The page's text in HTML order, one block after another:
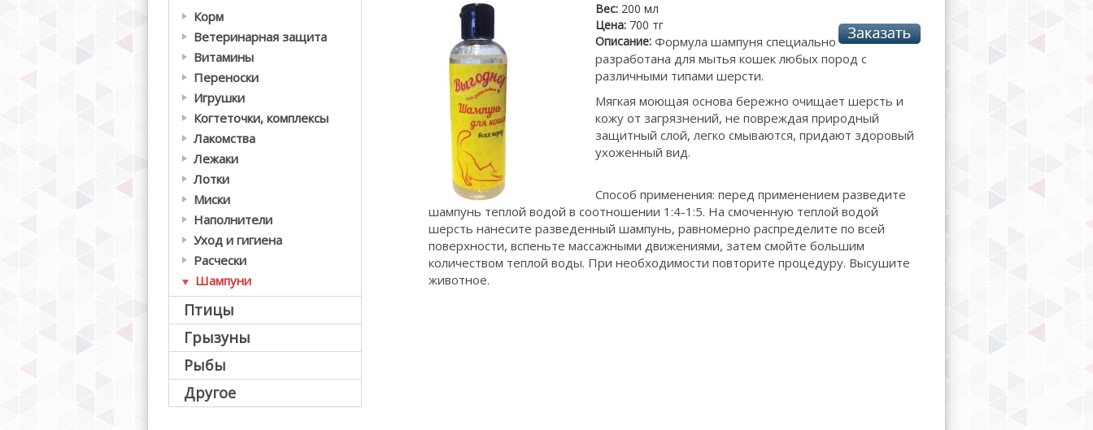
Корм
Ветеринарная защита
Витамины
Переноски
Игрушки
Когтеточки, комплексы
Лакомства
Лежаки
Лотки
Миски
Наполнители
Уход и гигиена
Расчески
Шампуни
Птицы
Грызуны
Рыбы
Другое
Вес: 200 мл
Цена: 700 тг
Описание: Формула шампуня специально
разработана для мытья кошек любых пород с
различными типами шерсти.
Мягкая моющая основа бережно очищает шерсть и
кожу от загрязнений, не повреждая природный
защитный слой, легко смываются, придают здоровый
ухоженный вид.
Способ применения: перед применением разведите
шампунь теплой водой в соотношении 1:4-1:5. На смоченную теплой водой
шерсть нанесите разведенный шампунь, равномерно распределите по всей
поверхности, вспеньте массажными движениями, затем смойте большим
количеством теплой воды. При необходимости повторите процедуру. Высушите
животное.